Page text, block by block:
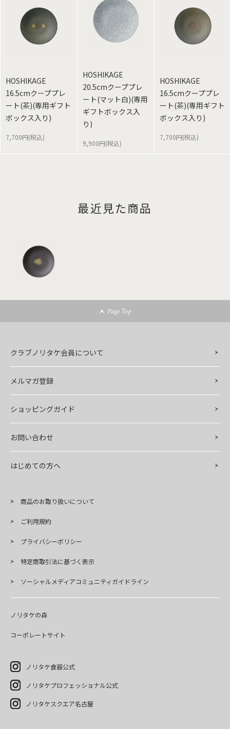
HOSHIKAGE
16.5cmクーププレ
ート(茶)(専用ギフト
ボックス入り)
7,700円(税込)
HOSHIKAGE
20.5cmクーププレ
ート(マット白)(専用
ギフトボックス入
り)
9,900円(税込)
HOSHIKAGE
16.5cmクーププレ
ート(茶)(専用ギフト
ボックス入り)
7,700円(税込)
最近見た商品
Page Top
クラブノリタケ会員について
メルマガ登録
ショッピングガイド
お問い合わせ
はじめての方へ
商品のお取り扱いについて
ご利用規約
プライバシーポリシー
特定商取引法に基づく表示
ソーシャルメディアコミュニティガイドライン
ノリタケの森
コーポレートサイト
ノリタケ食器公式
ノリタケプロフェッショナル公式
ノリタケスクエア名古屋